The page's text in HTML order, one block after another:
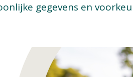
gegevens en